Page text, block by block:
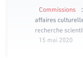
Commissions :
affaires
recherche
15 mai 2020